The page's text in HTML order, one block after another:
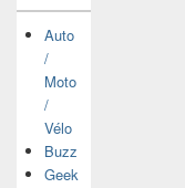
Auto
/
Moto
/
Vélo
Buzz
Geek